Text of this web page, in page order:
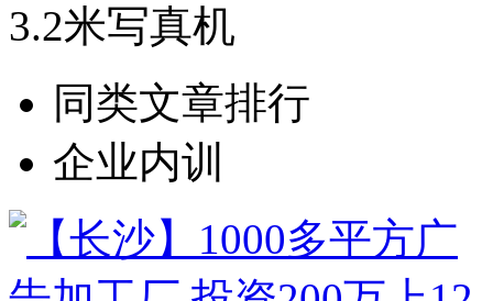
3.2米写真机
同类文章排行
企业内训